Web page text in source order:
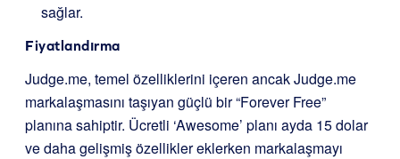
sağlar.
Fiyatlandırma
Judge.me, temel özelliklerini içeren ancak Judge.me
markalaşmasını taşıyan güçlü bir “Forever Free”
planına sahiptir. Ücretli ‘Awesome’ planı ayda 15 dolar
ve daha gelişmiş özellikler eklerken markalaşmayı